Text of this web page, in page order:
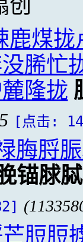
创
鹿煤
脪忙
隆拢
[点击:
脢脟
锚脙脦
脰脰